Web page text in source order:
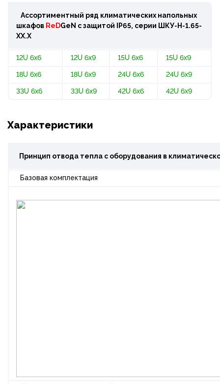
Ассортиментный ряд климатических напольных
шкафов ReDGeN с защитой IP65, серии ШКУ-Н-1.65-
ХХ.Х
12U 6x6 12U 6x9 15U 6x6 15U 6x9
18U 6x6 18U 6x9 24U 6x6 24U 6x9
33U 6x6 33U 6x9 42U 6x6 42U 6x9
Характеристики
Принцип отвода тепла с оборудования в
Базовая комплектация